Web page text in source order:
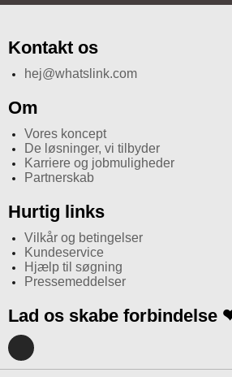
Kontakt os
hej@whatslink.com
Om
Vores koncept
De løsninger, vi tilbyder
Karriere og jobmuligheder
Partnerskab
Hurtig links
Vilkår og betingelser
Kundeservice
Hjælp til søgning
Pressemeddelser
Lad os skabe forbindelse
I
s